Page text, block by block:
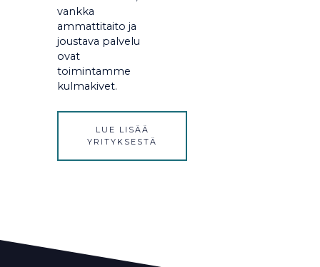
vankka
ammattitaito ja
joustava palvelu
ovat
toimintamme
kulmakivet.
LUE LISÄÄ
YRITYKSESTÄ